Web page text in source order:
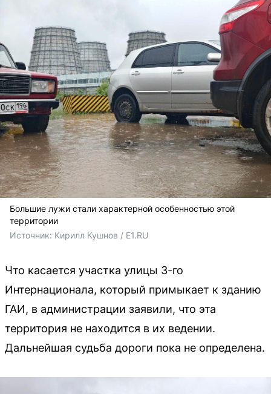
Большие лужи стали характерной особенностью этой
территории
Источник: Кирилл Кушнов / E1.RU
Что касается участка улицы 3-го
Интернационала, который примыкает к зданию
ГАИ, в администрации заявили, что эта
территория не находится в их ведении.
Дальнейшая судьба дороги пока не определена.